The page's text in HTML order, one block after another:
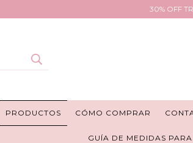
30% OFF
PRODUCTOS CÓMO COMPRAR
GUÍA DE MEDIDAS